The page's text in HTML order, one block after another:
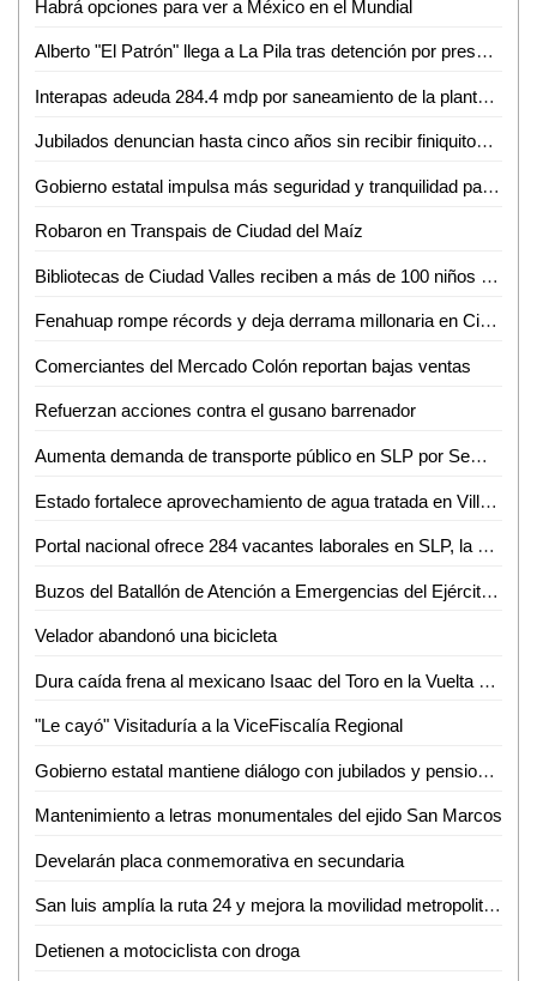
Habrá opciones para ver a México en el Mundial
Alberto "El Patrón" llega a La Pila tras detención por presuntas agresiones
Interapas adeuda 284.4 mdp por saneamiento de la planta de aguas residuales Tanque Tenorio
Jubilados denuncian hasta cinco años sin recibir finiquitos en SLP
Gobierno estatal impulsa más seguridad y tranquilidad para las y los potosinos
Robaron en Transpais de Ciudad del Maíz
Bibliotecas de Ciudad Valles reciben a más de 100 niños en sus talleres de primavera
Fenahuap rompe récords y deja derrama millonaria en Ciudad Valles: David Medina
Comerciantes del Mercado Colón reportan bajas ventas
Refuerzan acciones contra el gusano barrenador
Aumenta demanda de transporte público en SLP por Semana Santa y Pascua
Estado fortalece aprovechamiento de agua tratada en Villa de Reyes
Portal nacional ofrece 284 vacantes laborales en SLP, la mayoría en la capital
Buzos del Batallón de Atención a Emergencias del Ejército Mexicano rescatan a un minero en el municipio de El Rosario, Sin.
Velador abandonó una bicicleta
Dura caída frena al mexicano Isaac del Toro en la Vuelta al País Vasco
"Le cayó" Visitaduría a la ViceFiscalía Regional
Gobierno estatal mantiene diálogo con jubilados y pensionados
Mantenimiento a letras monumentales del ejido San Marcos
Develarán placa conmemorativa en secundaria
San luis amplía la ruta 24 y mejora la movilidad metropolitana
Detienen a motociclista con droga